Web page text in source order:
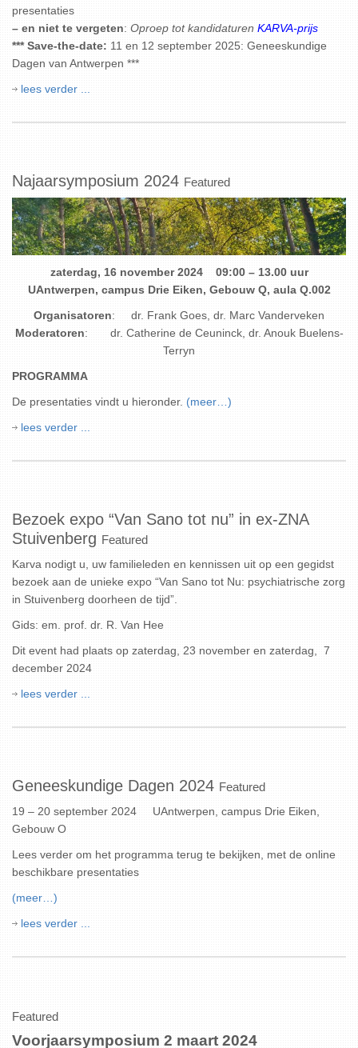
presentaties
– en niet te vergeten: Oproep tot kandidaturen KARVA-prijs
*** Save-the-date: 11 en 12 september 2025: Geneeskundige
Dagen van Antwerpen ***
lees verder ...
Najaarsymposium 2024 Featured
zaterdag, 16 november 2024 09:00 – 13.00 uur
UAntwerpen, campus Drie Eiken, Gebouw Q, aula Q.002
Organisatoren: dr. Frank Goes, dr. Marc Vanderveken
Moderatoren: dr. Catherine de Ceuninck, dr. Anouk Buelens-
Terryn
PROGRAMMA
De presentaties vindt u hieronder. (meer…)
lees verder ...
Bezoek expo “Van Sano tot nu” in ex-ZNA
Stuivenberg Featured
Karva nodigt u, uw familieleden en kennissen uit op een gegidst
bezoek aan de unieke expo “Van Sano tot Nu: psychiatrische zorg
in Stuivenberg doorheen de tijd”.
Gids: em. prof. dr. R. Van Hee
Dit event had plaats op zaterdag, 23 november en zaterdag, 7
december 2024
lees verder ...
Geneeskundige Dagen 2024 Featured
19 – 20 september 2024 UAntwerpen, campus Drie Eiken,
Gebouw O
Lees verder om het programma terug te bekijken, met de online
beschikbare presentaties
(meer…)
lees verder ...
Featured
Voorjaarsymposium 2 maart 2024